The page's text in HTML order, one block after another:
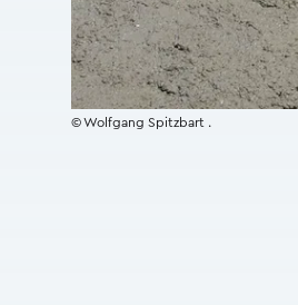
© Wolfgang Spitzbart .